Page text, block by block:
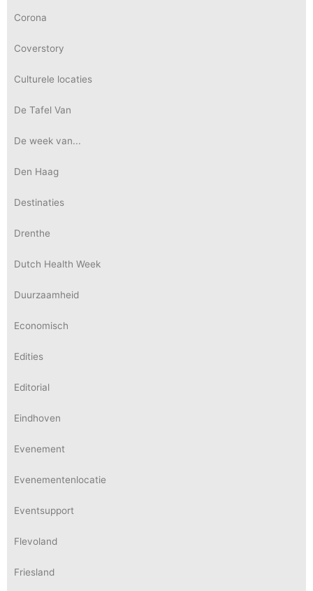
Corona
Coverstory
Culturele locaties
De Tafel Van
De week van...
Den Haag
Destinaties
Drenthe
Dutch Health Week
Duurzaamheid
Economisch
Edities
Editorial
Eindhoven
Evenement
Evenementenlocatie
Eventsupport
Flevoland
Friesland